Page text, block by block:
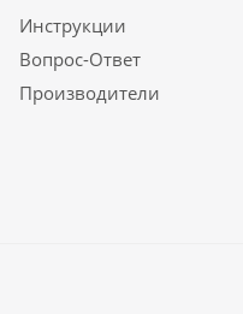
Инструкции
Вопрос-Ответ
Производители